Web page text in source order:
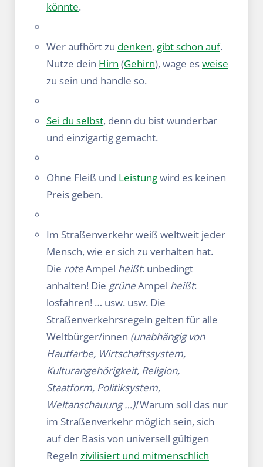
könnte.
Wer aufhört zu denken, gibt schon auf.
Nutze dein Hirn (Gehirn), wage esweise
zu sein und handle so.
Sei du selbst, denn du bist wunderbar
und einzigartig gemacht.
Ohne Fleiß und Leistungwird es keinen
Preis geben.
Im Straßenverkehr weiß weltweit jeder
Mensch, wie er sich zu verhalten hat.
Die roteAmpel heißt: unbedingt
anhalten! Die grüneAmpel heißt:
losfahren! … usw. usw. Die
Straßenverkehrsregeln gelten für alle
Weltbürger/innen (unabhängig von
Hautfarbe, Wirtschaftssystem,
Kulturangehörigkeit, Religion,
Staatform, Politiksystem,
Weltanschauung …)!Warum soll das nur
im Straßenverkehr möglich sein, sich
auf der Basis von universell gültigen
Regeln zivilisiert und mitmenschlich